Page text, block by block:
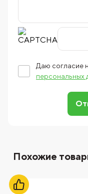
Даю согласие
персональных
Похожие